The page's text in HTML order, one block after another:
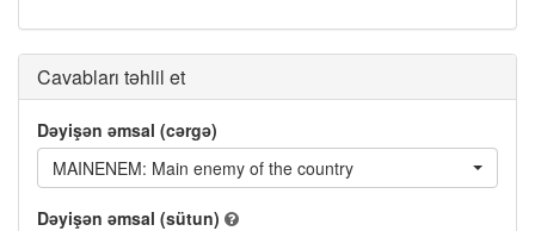
Cavabları təhlil et
Dəyişən əmsal (cərgə)
MAINENEM: Main enemy of the country
Dəyişən əmsal (sütun)